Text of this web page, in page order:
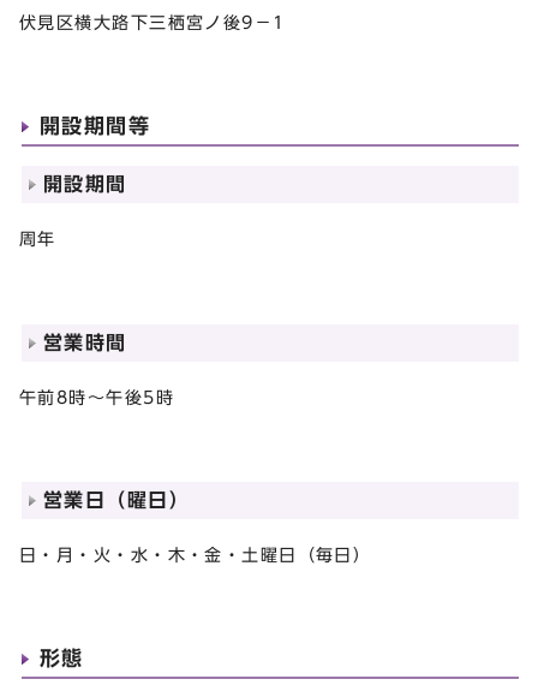
伏見区横大路下三栖宮ノ後9－1
開設期間等
開設期間
周年
営業時間
午前8時～午後5時
営業日（曜日）
日・月・火・水・木・金・土曜日（毎日）
形態